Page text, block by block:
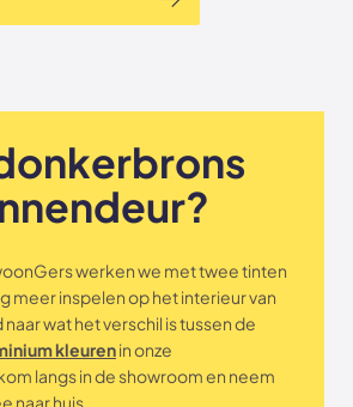
werken we met twee tinten
meer inspelen op het interieur van
wat het verschil is tussen de
kleurenin onze
langs in de showroom en neem
naar huis.